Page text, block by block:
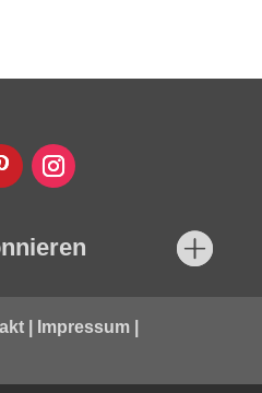
| Impressum|